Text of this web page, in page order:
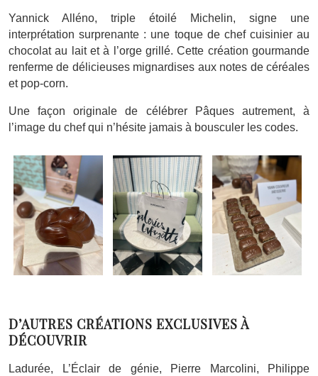
Yannick Alléno, triple étoilé Michelin, signe une
interprétation surprenante : une toque de chef cuisinier au
chocolat au lait et à l’orge grillé. Cette création gourmande
renferme de délicieuses mignardises aux notes de céréales
et pop-corn.
Une façon originale de célébrer Pâques autrement, à
l’image du chef qui n’hésite jamais à bousculer les codes.
D’AUTRES CRÉATIONS EXCLUSIVES À
DÉCOUVRIR
Ladurée, L’Éclair de génie, Pierre Marcolini, Philippe